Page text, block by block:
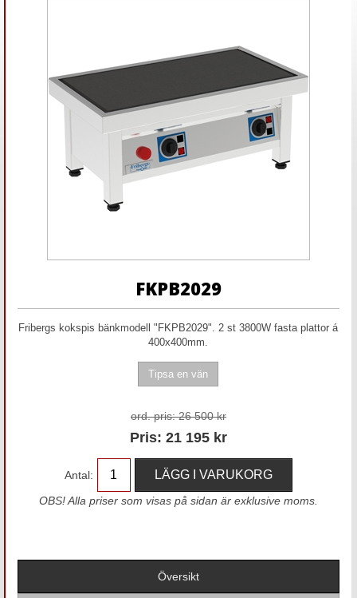
FKPB2029
Fribergs kokspis bänkmodell "FKPB2029". 2 st 3800W fasta plattor á
400x400mm.
ord. pris: 26 500 kr
Pris: 21 195 kr
Antal:
OBS! Alla priser som visas på sidan är exklusive moms.
Översikt